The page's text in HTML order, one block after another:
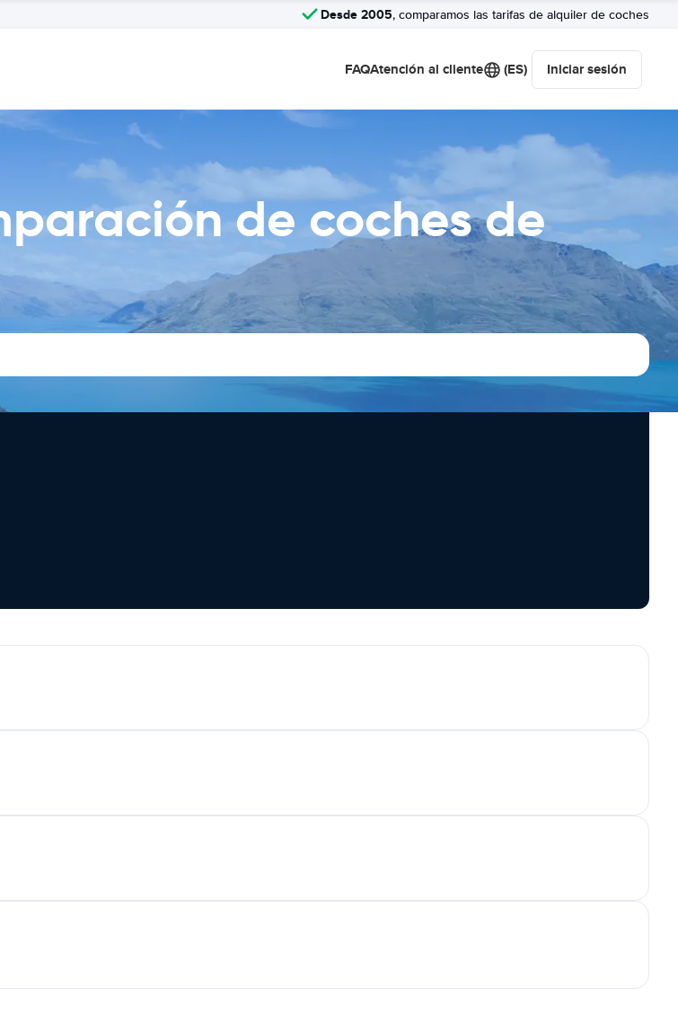
Desde 2005, comparamos las tarifas de alquiler de coches
FAQAtención al cliente (ES) Iniciar sesión
de coches de